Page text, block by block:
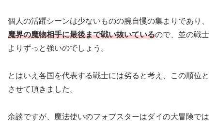
個人の活躍シーンは少ないものの腕自慢の集まりであり、
魔界の魔物相手に最後まで戦い抜いているので、並の戦士
よりずっと強いのでしょう。
とはいえ各国を代表する戦士には劣ると考え、この順位と
させて頂きました。
余談ですが、魔法使いのフォブスターはダイの大冒険では